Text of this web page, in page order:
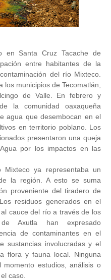
en Santa Cruz Tacache de
entre habitantes de la
del río Mixteco.
municipios de Tecomatlán,
de Valle. En febrero y
la comunidad oaxaqueña
agua que desembocan en el
en territorio poblano. Los
presentaron una queja
por los impactos en las
ya representaba un
la región. A esto se suma
proveniente del tiradero de
residuos generados en el
cauce del río a través de los
de Axutla han expresado
de contaminantes en el
sustancias involucradas y el
flora y fauna local. Ninguna
estudios, análisis o
caso.